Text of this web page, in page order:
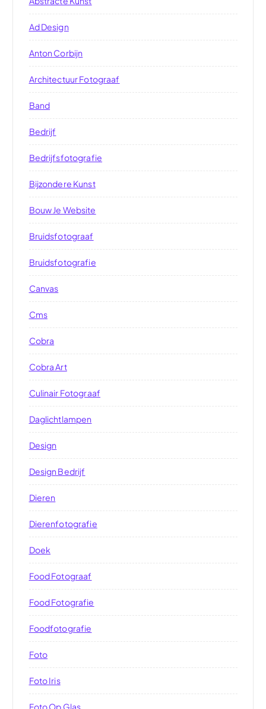
Ad Design
Anton Corbijn
Architectuur Fotograaf
Band
Bedrijf
Bedrijfsfotografie
Bijzondere Kunst
Bouw Je Website
Bruidsfotograaf
Bruidsfotografie
Canvas
Cms
Cobra
Cobra Art
Culinair Fotograaf
Daglichtlampen
Design
Design Bedrijf
Dieren
Dierenfotografie
Doek
Food Fotograaf
Food Fotografie
Foodfotografie
Foto
Foto Iris
Foto Op Glas